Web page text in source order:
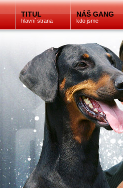
TITUL
hlavní strana
NÁŠ GANG
kdo jsme